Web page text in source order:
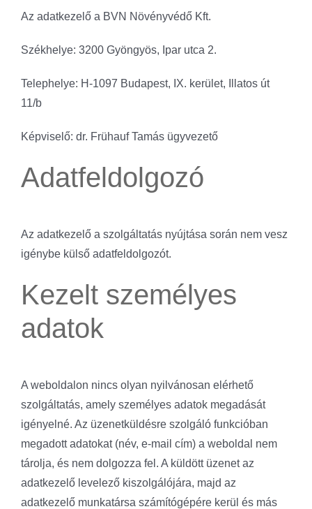
Az adatkezelő a BVN Növényvédő Kft.
Székhelye: 3200 Gyöngyös, Ipar utca 2.
Telephelye: H-1097 Budapest, IX. kerület, Illatos út
11/b
Képviselő: dr. Frühauf Tamás ügyvezető
Adatfeldolgozó
Az adatkezelő a szolgáltatás nyújtása során nem vesz
igénybe külső adatfeldolgozót.
Kezelt személyes
adatok
A weboldalon nincs olyan nyilvánosan elérhető
szolgáltatás, amely személyes adatok megadását
igényelné. Az üzenetküldésre szolgáló funkcióban
megadott adatokat (név, e-mail cím) a weboldal nem
tárolja, és nem dolgozza fel. A küldött üzenet az
adatkezelő levelező kiszolgálójára, majd az
adatkezelő munkatársa számítógépére kerül és más